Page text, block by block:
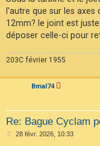
l'autre que sur les axes
12mm? le joint est
déposer celle-ci pour
203C février 1955
Bmal74
Re: Bague Cyclam
M
28 févr. 2026, 10:33